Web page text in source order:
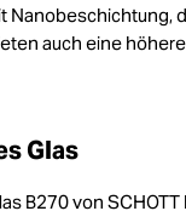
Nanobeschichtung,
auch eine
Glas
B270 von